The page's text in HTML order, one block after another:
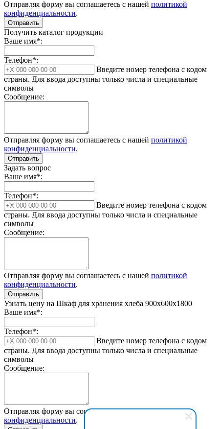
Отправляя форму вы соглашаетесь с нашей политикой
конфиденциальности.
Отправить
Получить каталог продукции
Ваше имя*:
Телефон*:
Введите номер телефона с кодом
страны. Для ввода доступны только числа и специальные
символы
Сообщение:
Отправляя форму вы соглашаетесь с нашей политикой
конфиденциальности.
Отправить
Задать вопрос
Ваше имя*:
Телефон*:
Введите номер телефона с кодом
страны. Для ввода доступны только числа и специальные
символы
Сообщение:
Отправляя форму вы соглашаетесь с нашей политикой
конфиденциальности.
Отправить
Узнать цену на Шкаф для хранения хлеба 900x600x1800
Ваше имя*:
Телефон*:
Введите номер телефона с кодом
страны. Для ввода доступны только числа и специальные
символы
Сообщение:
Отправляя форму вы соглашаетесь с нашейполитикой
конфиденциальности.